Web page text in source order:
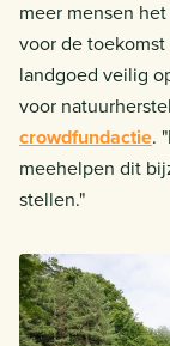
meer mensen
voor de
landgoed veilig
voor
crowdfundactie.
meehelpen dit
stellen."